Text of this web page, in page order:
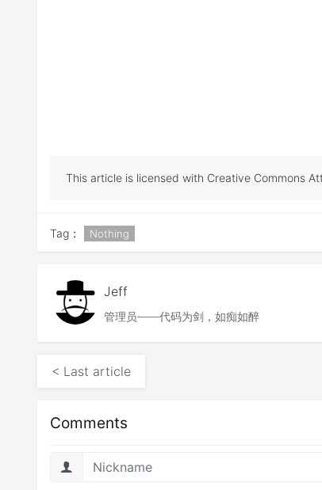
This article is licensed with Creative Commons
Tag： Nothing
Jeff
管理员——代码为剑，如痴如醉
< Last article
Comments